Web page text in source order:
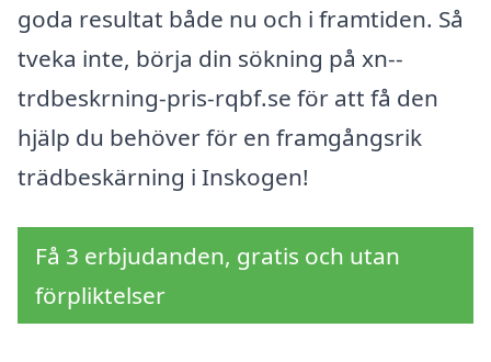
goda resultat både nu och i framtiden. Så
tveka inte, börja din sökning på xn--
trdbeskrning-pris-rqbf.se för att få den
hjälp du behöver för en framgångsrik
trädbeskärning i Inskogen!
Få 3 erbjudanden, gratis och utan
förpliktelser